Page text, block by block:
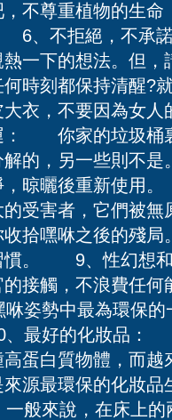
不尊重植物的生
、不拒絕，不承
一下的想法。但
時刻都保持清醒?
大衣，不要因為女
： 你家的垃圾桶
的，另一些則不
，晾曬後重新使
受害者，它們被
拾嘿咻之後的殘
慣。 9、性幻想
接觸，不浪費任
咻姿勢中最為環保
好的化妝品：
蛋白質物體，而
來源最環保的化妝
來說，在床上的